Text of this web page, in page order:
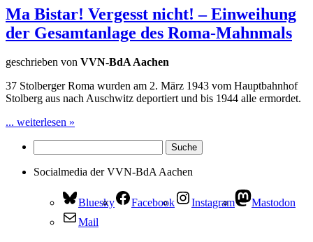
Ma Bistar! Vergesst nicht! – Einweihung
der Gesamtanlage des Roma-Mahnmals
geschrieben von VVN-BdA Aachen
37 Stolberger Roma wurden am 2. März 1943 vom Hauptbahnhof
Stolberg aus nach Auschwitz deportiert und bis 1944 alle ermordet.
... weiterlesen »
Socialmedia der VVN-BdA Aachen
Bluesky Facebook Instagram
Mastodon
Mail